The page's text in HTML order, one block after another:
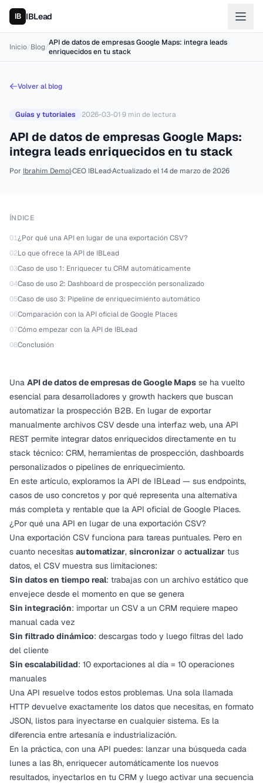
IBLead
Inicio/Blog/API de datos de empresas Google Maps: integra leads
enriquecidos en tu stack
Volver al blog
Guías y tutoriales 2026-03-01·9 min de lectura
API de datos de empresas Google Maps:
integra leads enriquecidos en tu stack
Por Ibrahim Demol·CEO IBLead·Actualizado el14 de marzo de 2026
ÍNDICE
01¿Por qué una API en lugar de una exportación CSV?
02Lo que ofrece la API de IBLead
03Caso de uso 1: Enriquecer tu CRM automáticamente
04Caso de uso 2: Dashboard de prospección personalizado
05Caso de uso 3: Pipeline de enriquecimiento automático
06Comparación con la API oficial de Google Places
07Cómo empezar con la API de IBLead
08Conclusión
Una API de datos de empresas de Google Maps se ha vuelto
esencial para desarrolladores y growth hackers que buscan
automatizar la prospección B2B. En lugar de exportar
manualmente archivos CSV desde una interfaz web, una API
REST permite integrar datos enriquecidos directamente en tu
stack técnico: CRM, herramientas de prospección, dashboards
personalizados o pipelines de enriquecimiento.
En este artículo, exploramos la API de IBLead — sus endpoints,
casos de uso concretos y por qué representa una alternativa
más completa y rentable que la API oficial de Google Places.
¿Por qué una API en lugar de una exportación CSV?
Una exportación CSV funciona para tareas puntuales. Pero en
cuanto necesitas automatizar, sincronizar o actualizar tus
datos, el CSV muestra sus limitaciones:
Sin datos en tiempo real: trabajas con un archivo estático que
envejece desde el momento en que se genera
Sin integración: importar un CSV a un CRM requiere mapeo
manual cada vez
Sin filtrado dinámico: descargas todo y luego filtras del lado
del cliente
Sin escalabilidad: 10 exportaciones al día = 10 operaciones
manuales
Una API resuelve todos estos problemas. Una sola llamada
HTTP devuelve exactamente los datos que necesitas, en formato
JSON, listos para inyectarse en cualquier sistema. Es la
diferencia entre artesanía e industrialización.
En la práctica, con una API puedes: lanzar una búsqueda cada
lunes a las 8h, enriquecer automáticamente los nuevos
resultados, inyectarlos en tu CRM y luego activar una secuencia